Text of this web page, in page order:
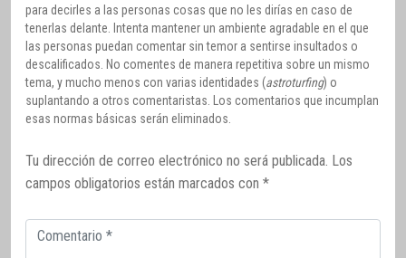
para decirles a las personas cosas que no les dirías en caso de
tenerlas delante. Intenta mantener un ambiente agradable en el que
las personas puedan comentar sin temor a sentirse insultados o
descalificados. No comentes de manera repetitiva sobre un mismo
tema, y mucho menos con varias identidades (astroturfing) o
suplantando a otros comentaristas. Los comentarios que incumplan
esas normas básicas serán eliminados.
Tu dirección de correo electrónico no será publicada. Los
campos obligatorios están marcados con *
Comentario